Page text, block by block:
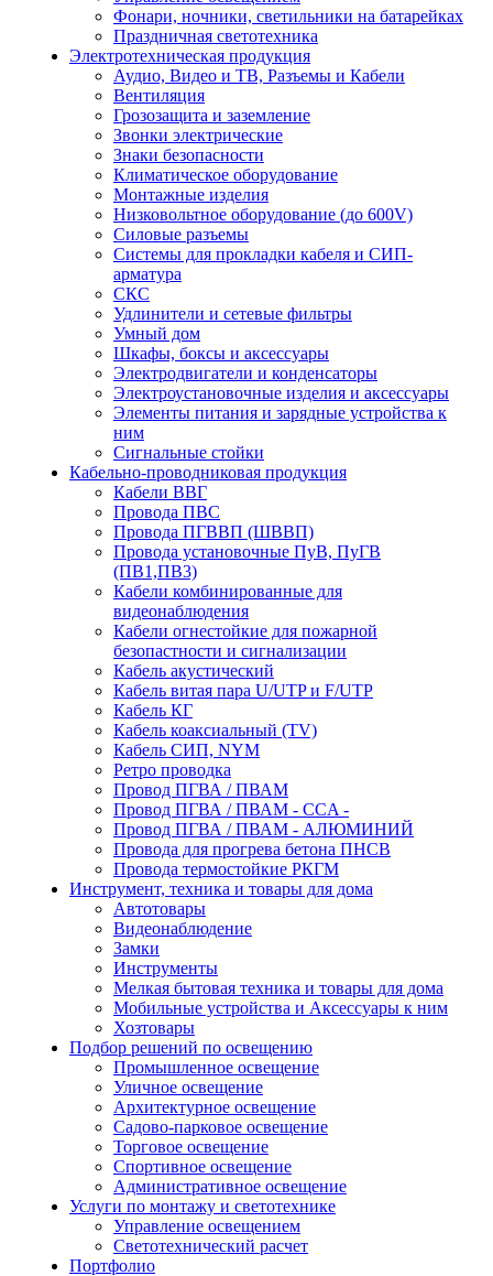
Фонари, ночники, светильники на батарейках
Праздничная светотехника
Электротехническая продукция
Аудио, Видео и ТВ, Разъемы и Кабели
Вентиляция
Грозозащита и заземление
Звонки электрические
Знаки безопасности
Климатическое оборудование
Монтажные изделия
Низковольтное оборудование (до 600V)
Силовые разъемы
Системы для прокладки кабеля и СИП-
арматура
СКС
Удлинители и сетевые фильтры
Умный дом
Шкафы, боксы и аксессуары
Электродвигатели и конденсаторы
Электроустановочные изделия и аксессуары
Элементы питания и зарядные устройства к
ним
Сигнальные стойки
Кабельно-проводниковая продукция
Кабели ВВГ
Провода ПВС
Провода ПГВВП (ШВВП)
Провода установочные ПуВ, ПуГВ
(ПВ1,ПВ3)
Кабели комбинированные для
видеонаблюдения
Кабели огнестойкие для пожарной
безопастности и сигнализации
Кабель акустический
Кабель витая пара U/UTP и F/UTP
Кабель КГ
Кабель коаксиальный (TV)
Кабель СИП, NYM
Ретро проводка
Провод ПГВА / ПВАМ
Провод ПГВА / ПВАМ - CCA -
Провод ПГВА / ПВАМ - АЛЮМИНИЙ
Провода для прогрева бетона ПНСВ
Провода термостойкие РКГМ
Инструмент, техника и товары для дома
Автотовары
Видеонаблюдение
Замки
Инструменты
Мелкая бытовая техника и товары для дома
Мобильные устройства и Аксессуары к ним
Хозтовары
Подбор решений по освещению
Промышленное освещение
Уличное освещение
Архитектурное освещение
Садово-парковое освещение
Торговое освещение
Спортивное освещение
Административное освещение
Услуги по монтажу и светотехнике
Управление освещением
Светотехнический расчет
Портфолио